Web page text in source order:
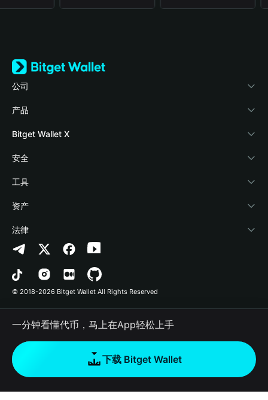
公司
关于 Bitget Wallet
博客
学院
加密资讯
帮助中心
联系我们
品牌资源
工作机会
产品
加密卡
稳定币理财
Payfi Crypto
Crypto Swap API
山寨季指数
预测市场
DApp
RWA
如何购买加密货币
Bitget Wallet X
开发者文档
接入钱包
Bitget Wallet Pay
合作上架
安全
风险保障基金
安全防护技术
工具
快捷买币
授权检测
合约检测
批量转账
资产
Arbitrum
Avalanche
Bitcoin
Polygon
法律
隐私协议
用户使用协议
© 2018-2026 Bitget Wallet All Rights Reserved
一分钟看懂代币，马上在App轻松上手
下载 Bitget Wallet